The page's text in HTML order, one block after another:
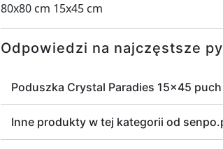
80x80 cm 15x45 cm
Odpowiedzi na najczęstsze
Poduszka Crystal Paradies 15x45
Inne produkty w tej kategorii od